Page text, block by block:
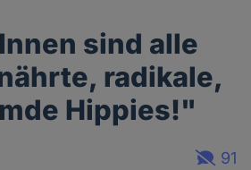
sind alle
radikale,
Hippies!"
91